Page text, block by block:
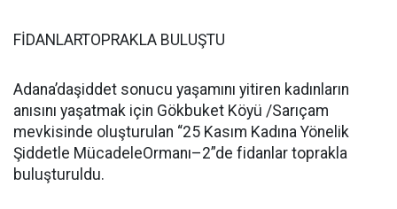
FİDANLARTOPRAKLA BULUŞTU
Adana’daşiddet sonucu yaşamını yitiren kadınların
anısını yaşatmak için Gökbuket Köyü /Sarıçam
mevkisinde oluşturulan “25 Kasım Kadına Yönelik
Şiddetle MücadeleOrmanı–2”de fidanlar toprakla
buluşturuldu.